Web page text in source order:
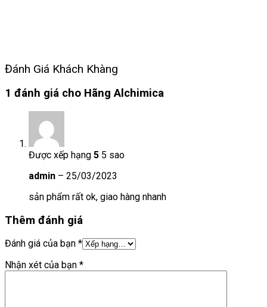
Đánh Giá Khách Khàng
1 đánh giá cho Hãng Alchimica
Được xếp hạng 5 5 sao
admin – 25/03/2023
sản phẩm rất ok, giao hàng nhanh
Thêm đánh giá
Đánh giá của bạn *
Nhận xét của bạn *